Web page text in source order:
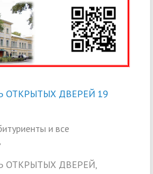
ОТКРЫТЫХ ДВЕРЕЙ 19
и все
ОТКРЫТЫХ ДВЕРЕЙ,